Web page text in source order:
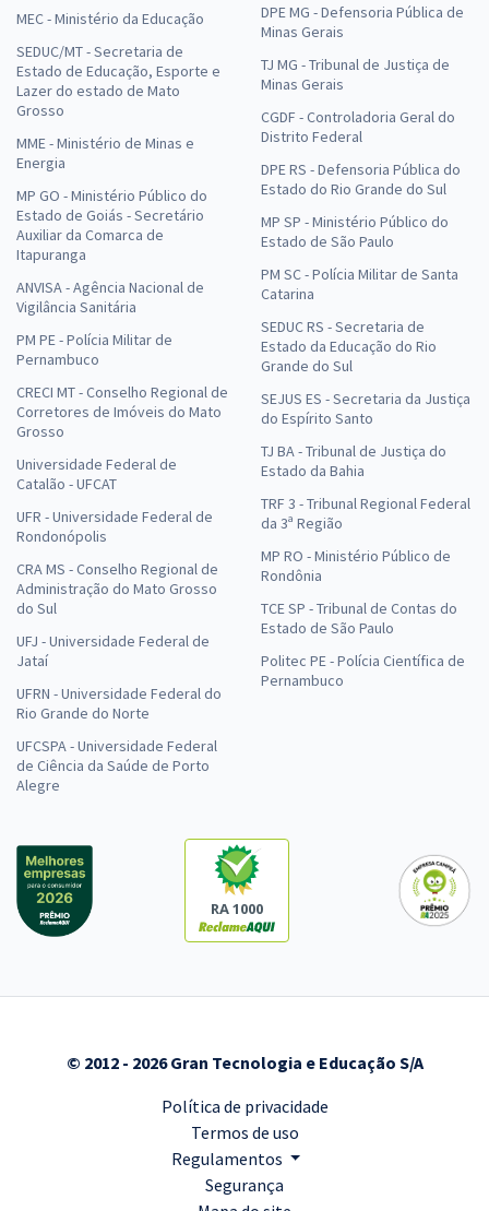
MEC - Ministério da Educação
SEDUC/MT - Secretaria de
Estado de Educação, Esporte e
Lazer do estado de Mato
Grosso
MME - Ministério de Minas e
Energia
MP GO - Ministério Público do
Estado de Goiás - Secretário
Auxiliar da Comarca de
Itapuranga
ANVISA - Agência Nacional de
Vigilância Sanitária
PM PE - Polícia Militar de
Pernambuco
CRECI MT - Conselho Regional de
Corretores de Imóveis do Mato
Grosso
Universidade Federal de
Catalão - UFCAT
UFR - Universidade Federal de
Rondonópolis
CRA MS - Conselho Regional de
Administração do Mato Grosso
do Sul
UFJ - Universidade Federal de
Jataí
UFRN - Universidade Federal do
Rio Grande do Norte
UFCSPA - Universidade Federal
de Ciência da Saúde de Porto
Alegre
DPE MG - Defensoria Pública de
Minas Gerais
TJ MG - Tribunal de Justiça de
Minas Gerais
CGDF - Controladoria Geral do
Distrito Federal
DPE RS - Defensoria Pública do
Estado do Rio Grande do Sul
MP SP - Ministério Público do
Estado de São Paulo
PM SC - Polícia Militar de Santa
Catarina
SEDUC RS - Secretaria de
Estado da Educação do Rio
Grande do Sul
SEJUS ES - Secretaria da Justiça
do Espírito Santo
TJ BA - Tribunal de Justiça do
Estado da Bahia
TRF 3 - Tribunal Regional Federal
da 3ª Região
MP RO - Ministério Público de
Rondônia
TCE SP - Tribunal de Contas do
Estado de São Paulo
Politec PE - Polícia Científica de
Pernambuco
RA 1000
© 2012 - 2026 Gran Tecnologia e Educação S/A
Política de privacidade
Termos de uso
Regulamentos
Segurança